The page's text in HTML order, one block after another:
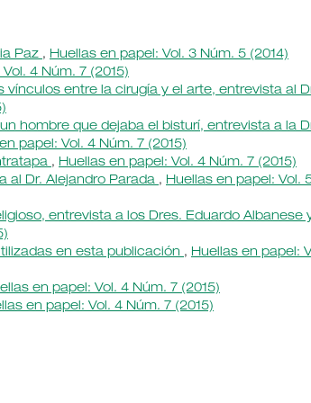
Paz , Huellas en papel: Vol. 3 Núm. 5 (2014)
4 Núm. 7 (2015)
vínculos entre la cirugía y el arte, entrevista al
hombre que dejaba el bisturí, entrevista a la
papel: Vol. 4 Núm. 7 (2015)
, Huellas en papel: Vol. 4 Núm. 7 (2015)
al Dr. Alejandro Parada , Huellas en papel: Vol.
entrevista a los Dres. Eduardo Albanese
en esta publicación , Huellas en papel:
en papel: Vol. 4 Núm. 7 (2015)
en papel: Vol. 4 Núm. 7 (2015)